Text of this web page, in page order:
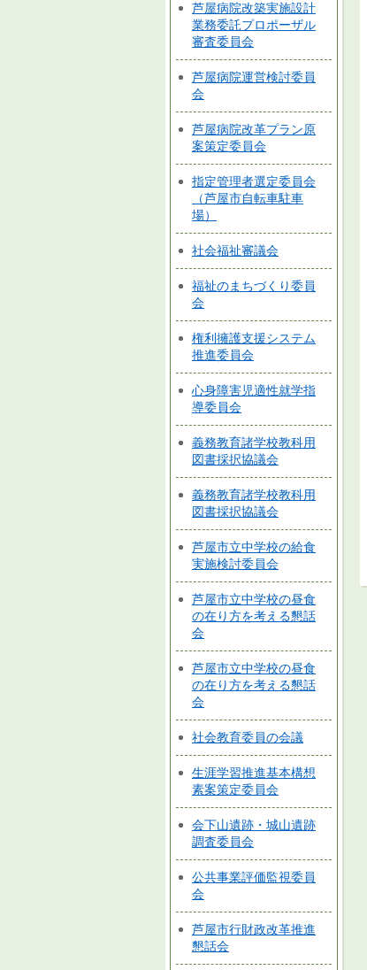
芦屋病院改築実施設計
業務委託プロポーザル
審査委員会
芦屋病院運営検討委員
会
芦屋病院改革プラン原
案策定委員会
指定管理者選定委員会
（芦屋市自転車駐車
場）
社会福祉審議会
福祉のまちづくり委員
会
権利擁護支援システム
推進委員会
心身障害児適性就学指
導委員会
義務教育諸学校教科用
図書採択協議会
義務教育諸学校教科用
図書採択協議会
芦屋市立中学校の給食
実施検討委員会
芦屋市立中学校の昼食
の在り方を考える懇話
会
芦屋市立中学校の昼食
の在り方を考える懇話
会
社会教育委員の会議
生涯学習推進基本構想
素案策定委員会
会下山遺跡・城山遺跡
調査委員会
公共事業評価監視委員
会
芦屋市行財政改革推進
懇話会